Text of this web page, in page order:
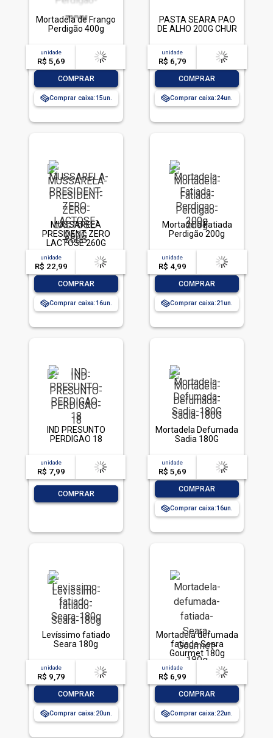
Mortadela de Frango
Perdigão 400g
unidade
R$ 5,69
acima de
-- --,--un.
COMPRAR
Comprar caixa:15
PASTA SEARA PAO
DE ALHO 200G CHUR
unidade
R$ 6,79
acima de
-- --,--un.
COMPRAR
Comprar caixa:24
MUSSARELA
PRESIDENT ZERO
LACTOSE 260G
unidade
R$ 22,99
acima de
-- --,--un.
COMPRAR
Comprar caixa:16
Mortadela Fatiada
Perdigão 200g
unidade
R$ 4,99
acima de
-- --,--un.
COMPRAR
Comprar caixa:21
IND PRESUNTO
PERDIGAO 18
unidade
R$ 7,99
acima de
-- --,--un.
COMPRAR
Mortadela Defumada
Sadia 180G
unidade
R$ 5,69
acima de
-- --,--un.
COMPRAR
Comprar caixa:16
Levíssimo fatiado
Seara 180g
unidade
R$ 9,79
acima de
-- --,--un.
COMPRAR
Comprar caixa:20
Mortadela defumada
fatiada Seara
Gourmet 180g
unidade
R$ 6,99
acima de
-- --,--un.
COMPRAR
Comprar caixa:22